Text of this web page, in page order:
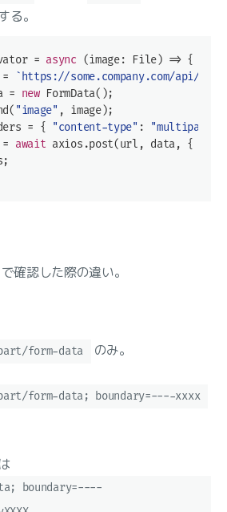
る。
= async (image: File) => {
`https://some.company.com/api/
= new FormData();
"image" , image);
= { "content-type" : "multipart/
await axios.post(url, data, {
確認した際の違い。
form-data のみ。
form-data; boundary=----xxxx
boundary=----